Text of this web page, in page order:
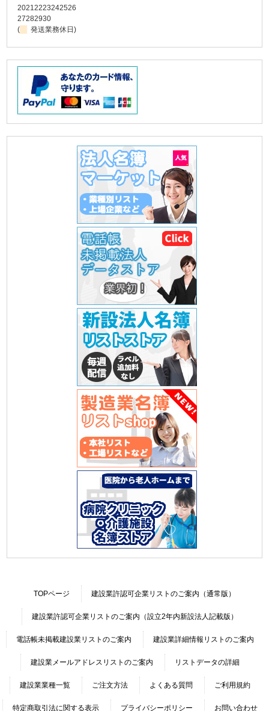
20212223242526
27282930
(
発送業務休日)
TOPページ 建設業許認可企業リストのご案内（通常版）
建設業許認可企業リストのご案内（設立2年内新設法人記載版）
電話帳未掲載建設業リストのご案内 建設業詳細情報リストのご案内
建設業メールアドレスリストのご案内 リストデータの詳細
建設業業種一覧 ご注文方法 よくある質問 ご利用規約
特定商取引法に関する表示 プライバシーポリシー お問い合わせ